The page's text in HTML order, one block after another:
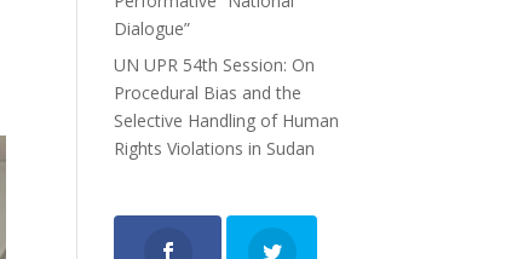
Dialogue”
UN UPR 54th Session: On
Procedural Bias and the
Selective Handling of Human
Rights Violations in Sudan